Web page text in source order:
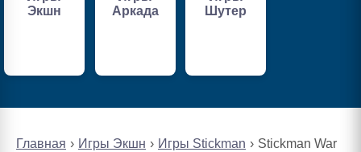
Главная Игры Экшн Игры Stickman Stickman War
Экшн
Аркада
Шутер